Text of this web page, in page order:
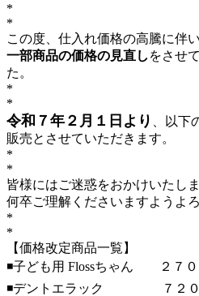
*
*
この度、仕入れ価格の高騰に伴い
一部商品の価格の見直し をさせ
た。
*
*
令和７年２月１日より
、以
販売とさせていただきます。
*
*
皆様にはご迷惑をおかけいたしま
何卒ご理解くださいますようよ
*
*
【価格改定商品一覧】
◾️子ども用 Flossちゃん ２７
◾️デントエラック ７２